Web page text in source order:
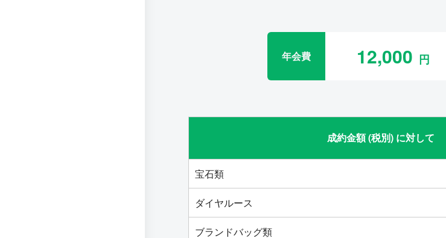
年会費 12,000
成約金額 (税別) に対して
宝石類
ダイヤルース
ブランドバッグ類